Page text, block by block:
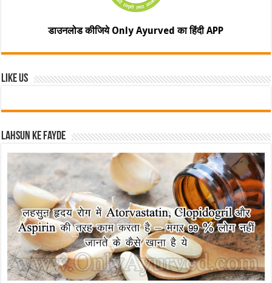
डाउनलोड कीजिये Only Ayurved का हिंदी APP
Like Us
Lahsun ke fayde